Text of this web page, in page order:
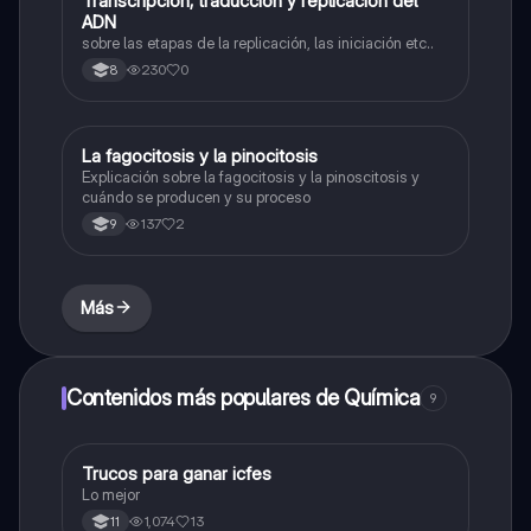
ADN
sobre las etapas de la replicación, las iniciación etc..
8 230 0
Biologia
La fagocitosis y la pinocitosis
Explicación sobre la fagocitosis y la pinoscitosis y
cuándo se producen y su proceso
9 137 2
Más
Contenidos más populares de Química 9
Química
Trucos para ganar icfes
Lo mejor
11 1,074 13